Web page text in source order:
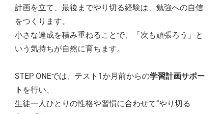
計画を立て、最後までやり切る経験は、勉強への自信
をつくります。
小さな達成を積み重ねることで、「次も頑張ろう」と
いう気持ちが自然に育ちます。
STEP ONEでは、テスト1か月前からの学習計画サポー
ト を行い、
生徒一人ひとりの性格や習慣に合わせて“やり切る